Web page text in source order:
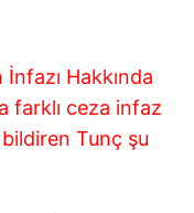
Hakkında
farklı ceza infaz
bildiren Tunç şu